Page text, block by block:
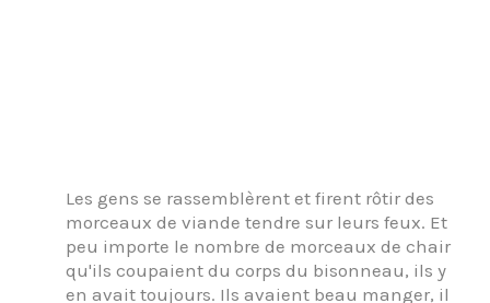
Les gens se rassemblèrent et firent rôtir des
morceaux de viande tendre sur leurs feux. Et
peu importe le nombre de morceaux de chair
qu'ils coupaient du corps du bisonneau, ils y
en avait toujours. Ils avaient beau manger, il